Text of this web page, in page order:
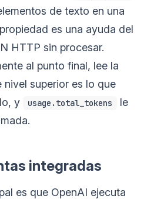
de texto en una
es una ayuda del
HTTP sin procesar.
al punto final, lee la
nivel superior es lo que
y
usage.total_tokens
le
integradas
es que OpenAI ejecuta